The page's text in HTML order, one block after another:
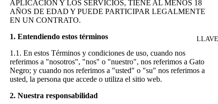
APLICACIÓN Y LOS SERVICIOS, TIENE AL MENOS 18
AÑOS DE EDAD Y PUEDE PARTICIPAR LEGALMENTE
EN UN CONTRATO.
1. Entendiendo estos términos
1.1. En estos Términos y condiciones de uso, cuando nos
referimos a "nosotros", "nos" o "nuestro", nos referimos a Gato
Negro; y cuando nos referimos a "usted" o "su" nos referimos a
usted, la persona que accede o utiliza el sitio web.
2. Nuestra responsabilidad